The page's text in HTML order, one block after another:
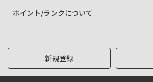
ポイント/ランクについて
新規登録